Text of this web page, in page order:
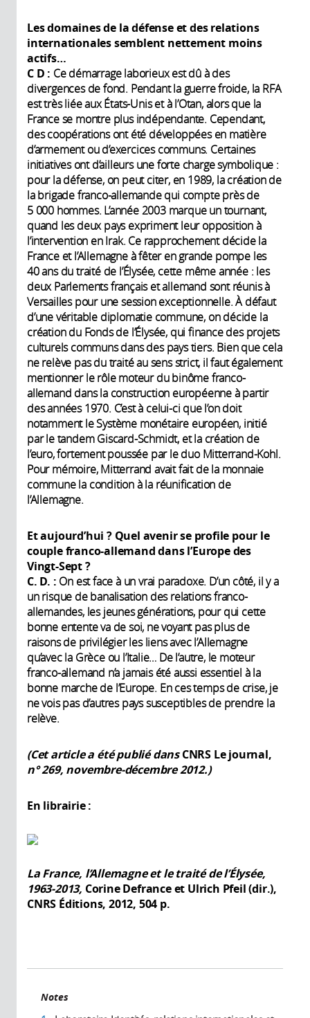
Les domaines de la défense et des relations
internationales semblent nettement moins
actifs…
C D : Ce démarrage laborieux est dû à des
divergences de fond. Pendant la guerre froide, la RFA
est très liée aux États-Unis et à l’Otan, alors que la
France se montre plus indépendante. Cependant,
des coopérations ont été développées en matière
d’armement ou d’exercices communs. Certaines
initiatives ont d’ailleurs une forte charge symbolique :
pour la défense, on peut citer, en 1989, la création de
la brigade franco-allemande qui compte près de
5 000 hommes. L’année 2003 marque un tournant,
quand les deux pays expriment leur opposition à
l’intervention en Irak. Ce rapprochement décide la
France et l’Allemagne à fêter en grande pompe les
40 ans du traité de l’Élysée, cette même année : les
deux Parlements français et allemand sont réunis à
Versailles pour une session exceptionnelle. À défaut
d’une véritable diplomatie commune, on décide la
création du Fonds de l’Élysée, qui finance des projets
culturels communs dans des pays tiers. Bien que cela
ne relève pas du traité au sens strict, il faut également
mentionner le rôle moteur du binôme franco-
allemand dans la construction européenne à partir
des années 1970. C’est à celui-ci que l’on doit
notamment le Système monétaire européen, initié
par le tandem Giscard-Schmidt, et la création de
l’euro, fortement poussée par le duo Mitterrand-Kohl.
Pour mémoire, Mitterrand avait fait de la monnaie
commune la condition à la réunification de
l’Allemagne.
Et aujourd’hui ? Quel avenir se profile pour le
couple franco-allemand dans l’Europe des
Vingt-Sept?
C. D. : On est face à un vrai paradoxe. D’un côté, il y a
un risque de banalisation des relations franco-
allemandes, les jeunes générations, pour qui cette
bonne entente va de soi, ne voyant pas plus de
raisons de privilégier les liens avec l’Allemagne
qu’avec la Grèce ou l’Italie… De l’autre, le moteur
franco-allemand n’a jamais été aussi essentiel à la
bonne marche de l’Europe. En ces temps de crise, je
ne vois pas d’autres pays susceptibles de prendre la
relève.
(Cet article a été publié dansCNRS Le journal,
n°269, novembre-décembre2012.)
En librairie :
La France, l’Allemagne et le traité de l’Élysée,
1963-2013, Corine Defrance et Ulrich Pfeil (dir.),
CNRS Éditions, 2012, 504 p.
Notes